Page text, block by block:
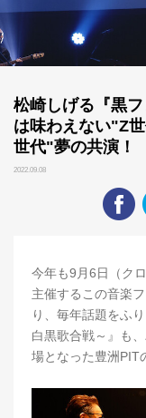
松崎しげる『黒
は味わえない"Z
世代"夢の共演！
2022.09.08
今年も9月6日（ク
主催するこの音楽
り、毎年話題をふ
白黒歌合戦～』も
場となった豊洲PIT